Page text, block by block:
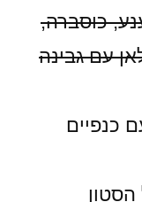
כוסברה,
עם גבינה
כנפיים